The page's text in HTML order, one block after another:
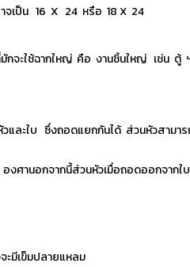
าจเป็น 16 X 24 หรือ 18 X 24
กจะใช้ฉากใหญ่ คือ งานชิ้นใหญ่ เช่น ตู้
และใบ ซึ่งถอดแยกกันได้ ส่วนหัวสามา
ศานอกจากนี้ส่วนหัวเมื่อถอดออกจากใ
มีเข็มปลายแหลม